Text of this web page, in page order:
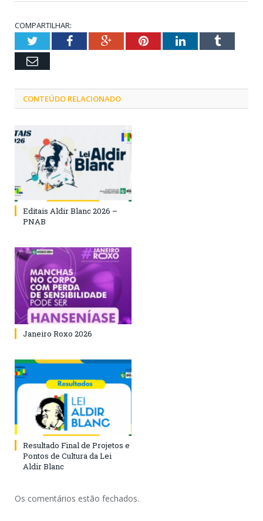
COMPARTILHAR:
TwitterFacebookGoogle+PinterestLinkedInTumblr
Email
CONTEÚDO RELACIONADO
Editais Aldir Blanc 2026 –
PNAB
Janeiro Roxo 2026
Resultado Final de Projetos e
Pontos de Cultura da Lei
Aldir Blanc
Os comentários estão fechados.